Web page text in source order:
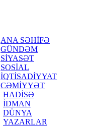
ANA SƏHİFƏ
GÜNDƏM
SİYASƏT
SOSİAL
İQTİSADİYYAT
CƏMİYYƏT
HADİSƏ
İDMAN
DÜNYA
YAZARLAR